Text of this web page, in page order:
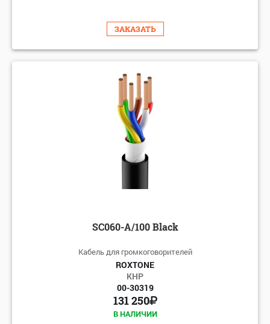
ЗАКАЗАТЬ
SC060-A/100 Black
Кабель для громкоговорителей
ROXTONE
КНР
00-30319
131 250
В НАЛИЧИИ